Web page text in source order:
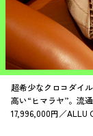
超希少なクロコダイ
高い“ヒマラヤ”。流
17,996,000円／ALLU